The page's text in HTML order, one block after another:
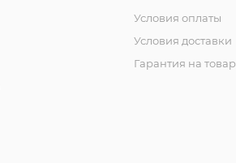
Условия оплаты
Условия доставки
Гарантия на товар